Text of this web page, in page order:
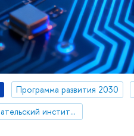
Программа развития 2030
Научно-исследовательский институт телекоммуникаций